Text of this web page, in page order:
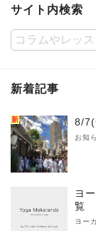
サイト内検索
新着記事
新 8/7(
お知
ヨ
覧
ヨー